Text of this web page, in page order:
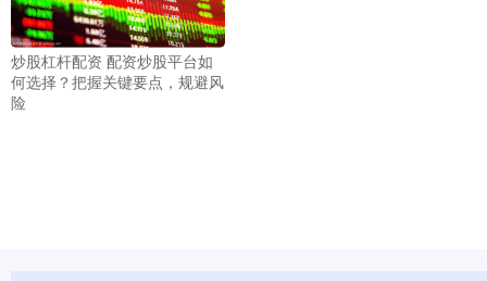
炒股杠杆配资 配资炒股平台如
何选择？把握关键要点，规避风
险